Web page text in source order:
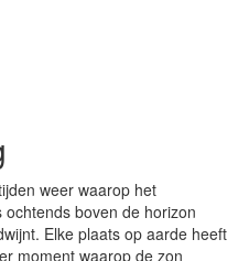
weer waarop het
boven de horizon
Elke plaats op aarde heeft
moment waarop de zon